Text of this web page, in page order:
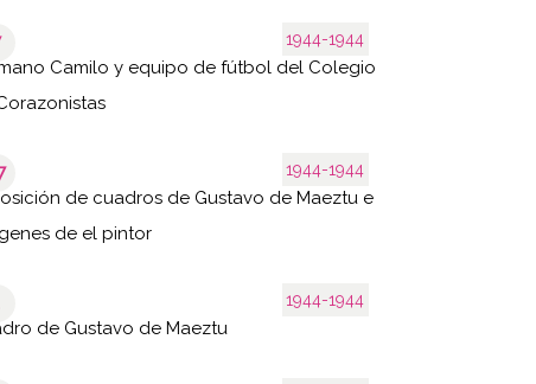
1944-1944
Camilo y equipo de fútbol del Colegio
1944-1944
de cuadros de Gustavo de Maeztu e
de el pintor
1944-1944
de Gustavo de Maeztu